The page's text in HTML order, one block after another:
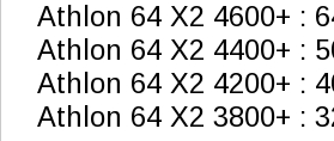
Athlon 64 X2 4600+ :
Athlon 64 X2 4400+ :
Athlon 64 X2 4200+ :
Athlon 64 X2 3800+ :